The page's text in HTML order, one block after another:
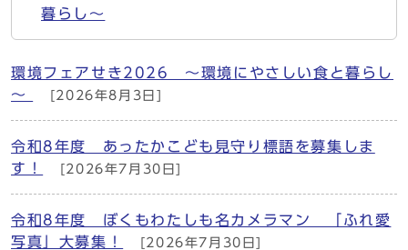
暮らし～
環境フェアせき2026 ～環境にやさしい食と暮らし
～
[2026年8月3日]
令和8年度 あったかこども見守り標語を募集しま
す！
[2026年7月30日]
令和8年度 ぼくもわたしも名カメラマン 「ふれ愛
写真」大募集！
[2026年7月30日]